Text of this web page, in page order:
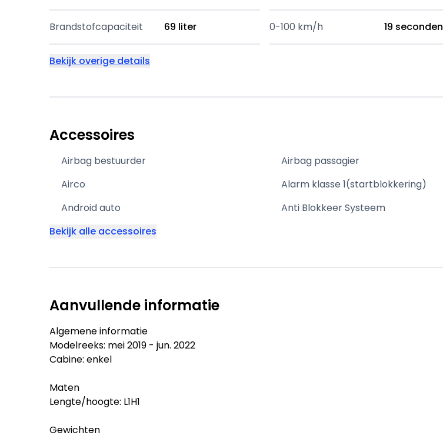
Brandstofcapaciteit 69 liter 0-100 km/h 19 seconden
Bekijk overige details
Accessoires
Airbag bestuurder
Airbag passagier
Airco
Alarm klasse 1(startblokkering)
Android auto
Anti Blokkeer Systeem
Bekijk alle accessoires
Aanvullende informatie
Algemene informatie
Modelreeks: mei 2019 - jun. 2022
Cabine: enkel
Maten
Lengte/hoogte: L1H1
Gewichten